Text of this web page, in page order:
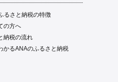
るさと納税の特徴
の方へ
納税の流れ
かるANAのふるさと納税